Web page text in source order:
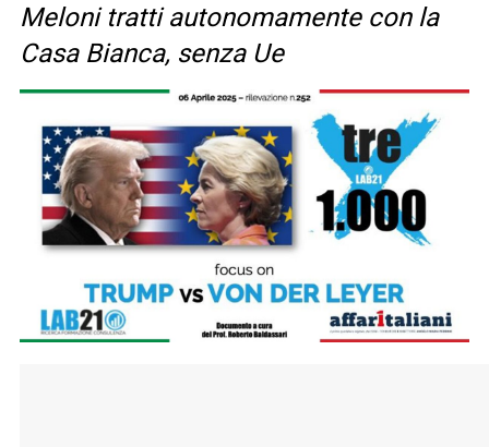
Meloni tratti autonomamente con la
Casa Bianca, senza Ue